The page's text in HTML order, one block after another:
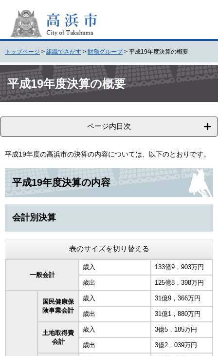
頭
で
す
。
飛
ば
し
て
本
へ
トップページ > 組織でさがす > 財務グループ > 平成19年度決算の概要
文平成19年度決算の概要
ページ内目次
平成19年度の高浜市の決算の内容については、以下のとおりです。
平成19年度決算の内容
会計別決算
表のサイズを切り替える
一般会計
歳入 133億9，903万円
歳出 125億8，398万円
国民健康保
険事業会計
歳入 31億9，366万円
歳出 31億1，880万円
土地取得費
会計
歳入 3億5，185万円
歳出 3億2，039万円